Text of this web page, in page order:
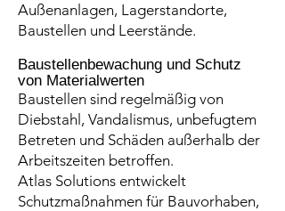
Außenanlagen, Lagerstandorte,
Baustellen und Leerstände.
Baustellenbewachung und Schutz
von Materialwerten
Baustellen sind regelmäßig von
Diebstahl, Vandalismus, unbefugtem
Betreten und Schäden außerhalb der
Arbeitszeiten betroffen.
Atlas Solutions entwickelt
Schutzmaßnahmen für Bauvorhaben,